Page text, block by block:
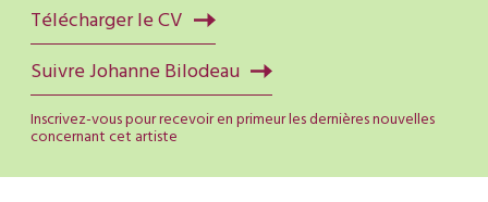
Télécharger le CV
Suivre Johanne Bilodeau
Inscrivez-vous pour recevoir en primeur les dernières nouvelles
concernant cet artiste